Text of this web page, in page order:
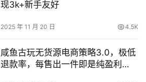
现3k+新手友好
2025 年 11 月 20 日 4.5K
咸鱼古玩无货源电商策略3.0，极低
退款率，每售出一件即是纯盈利